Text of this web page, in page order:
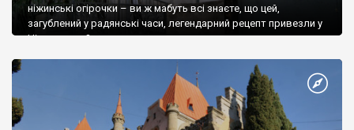
ніжинські огірочки – ви ж мабуть всі знаєте, що цей,
загублений у радянські часи, легендарний рецепт привезли у
Ніжин греки?